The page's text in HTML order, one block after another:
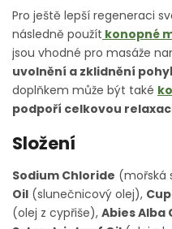
Pro ještě lepší regeneraci
následně použít konopné
jsou vhodné pro masáže
uvolnění a zklidnění
doplňkem může být také
podpoří celkovou
Složení
Sodium Chloride (mořská
Oil (slunečnicový olej),
(olej z cypřiše), Abies Alba